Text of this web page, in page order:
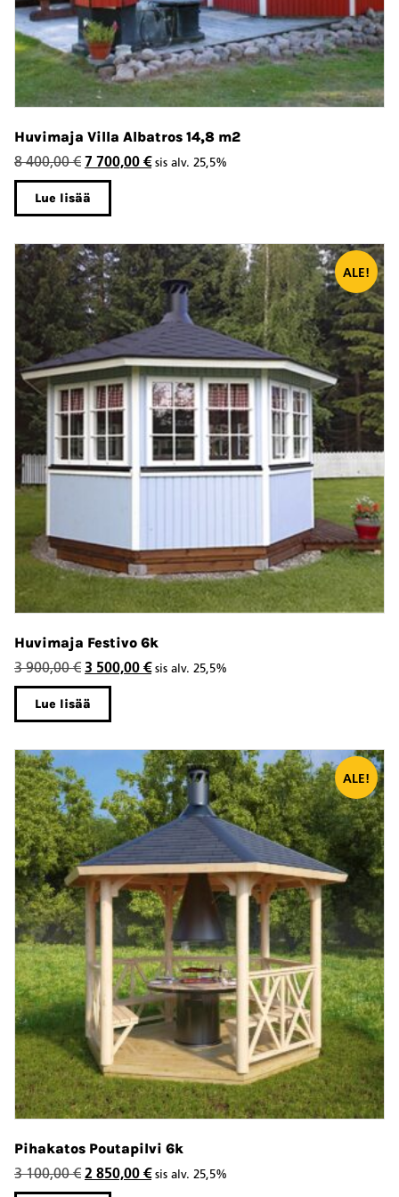
Huvimaja Villa Albatros 14,8 m2
8 400,00€ Alkuperäinen
hinta
oli:
400,00 €.
7 700,00 €Nykyinen
700,00 €.
sis alv. 25,5%
Lue lisää
ALE!
Huvimaja Festivo 6k
3 900,00€ Alkuperäinen
hinta
oli:
900,00 €.
3 500,00 €Nykyinen
500,00 €.
sis alv. 25,5%
Lue lisää
ALE!
Pihakatos Poutapilvi 6k
3 100,00€ Alkuperäinen
2 850,00 €Nykyinen
sis alv. 25,5%